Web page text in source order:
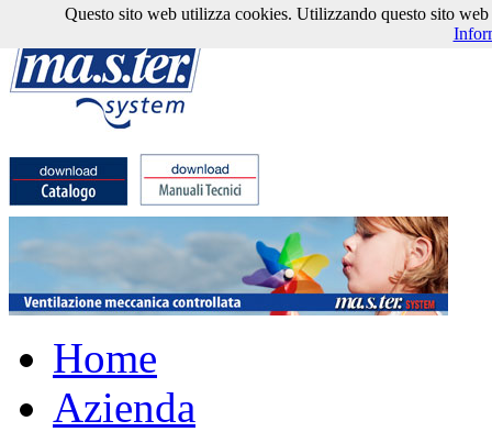
Home
Azienda
Questo sito web utilizza cookies. Utilizzando questo sito